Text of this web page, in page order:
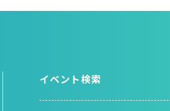
イベント検索